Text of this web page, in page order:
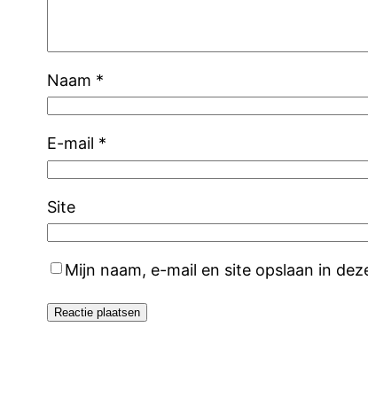
Naam *
E-mail *
Site
Mijn naam, e-mail en site opslaan in